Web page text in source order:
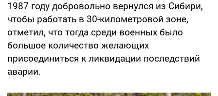
1987 году добровольно вернулся из Сибири,
чтобы работать в 30-километровой зоне,
отметил, что тогда среди военных было
большое количество желающих
присоединиться к ликвидации последствий
аварии.